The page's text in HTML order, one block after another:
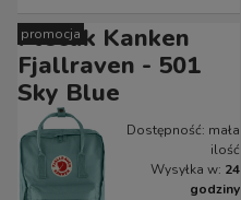
Plecak Kanken
Fjallraven - 501
Sky Blue
Dostępność: mała
ilość
Wysyłka w: 24
godziny
promocja